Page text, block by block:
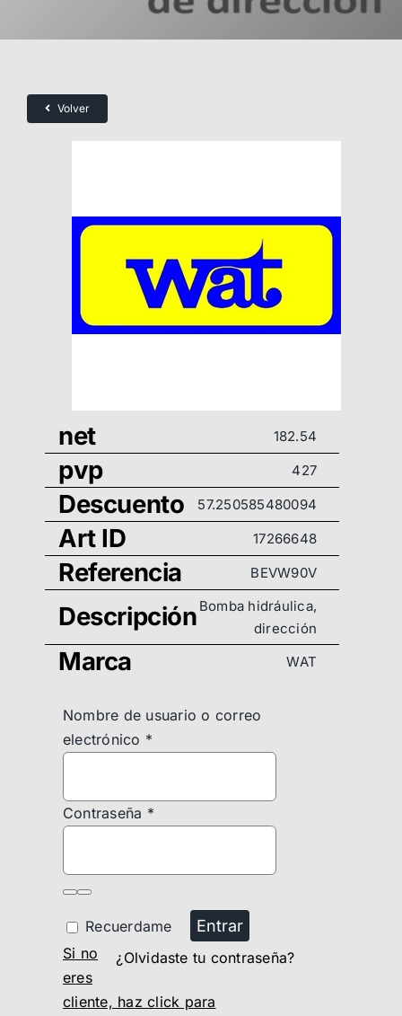
Volver
net 182.54
pvp 427
Descuento 57.250585480094
Art ID 17266648
Referencia BEVW90V
Descripción Bomba hidráulica,
dirección
Marca WAT
Nombre de usuario o correo
electrónico *
Contraseña *
Recuerdame Entrar
¿Olvidaste tu contraseña?
Si no
eres
cliente, haz click para